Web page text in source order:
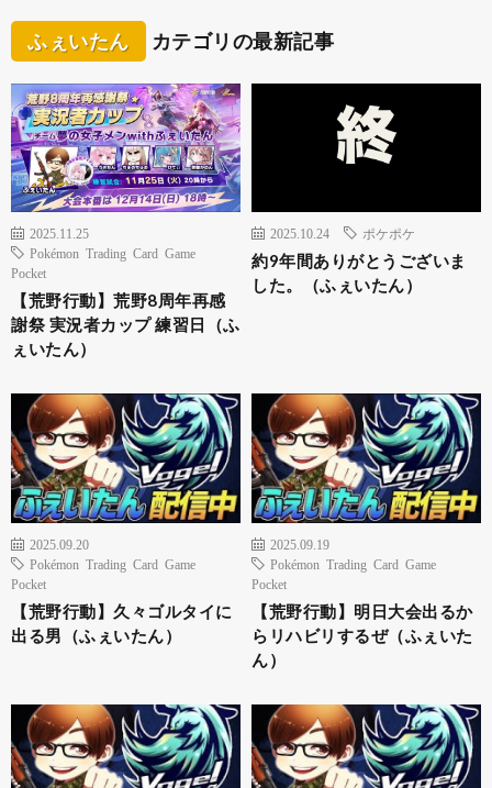
ふぇいたん カテゴリの最新記事
2025.11.25
Pokémon Trading Card Game
Pocket
【荒野行動】荒野8周年再感
謝祭 実況者カップ 練習日（ふ
ぇいたん）
2025.10.24 ポケポケ
約9年間ありがとうございま
した。（ふぇいたん）
2025.09.20
Pokémon Trading Card Game
Pocket
【荒野行動】久々ゴルタイに
出る男（ふぇいたん）
2025.09.19
Pokémon Trading Card Game
Pocket
【荒野行動】明日大会出るか
らリハビリするぜ（ふぇいた
ん）